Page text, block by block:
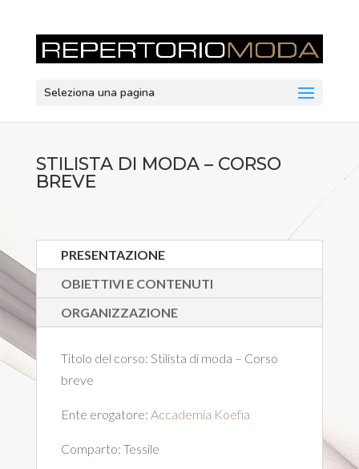
Seleziona una pagina
STILISTA DI MODA – CORSO
BREVE
PRESENTAZIONE
OBIETTIVI E CONTENUTI
ORGANIZZAZIONE
Titolo del corso: Stilista di moda – Corso
breve
Ente erogatore: Accademia Koefia
Comparto: Tessile